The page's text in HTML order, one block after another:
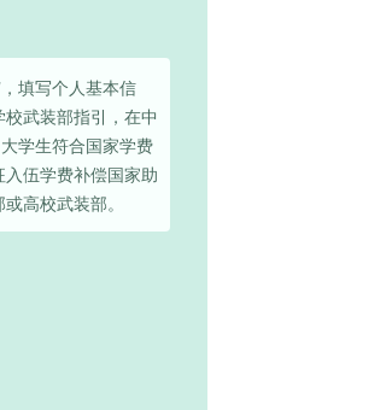
填写个人基本信
武装部指引，在中
学生符合国家学费
伍学费补偿国家助
高校武装部。